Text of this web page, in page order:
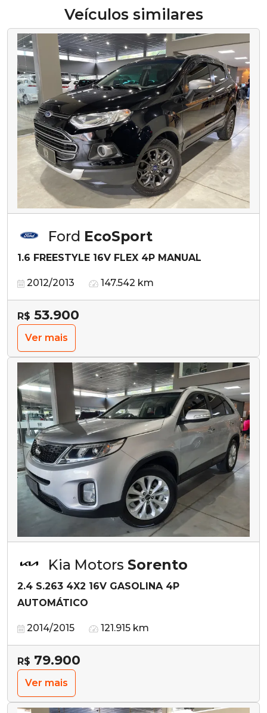
Veículos similares
Ford EcoSport
1.6 FREESTYLE 16V FLEX 4P MANUAL
2012/2013 147.542 km
R$ 53.900
Ver mais
Kia Motors Sorento
2.4 S.263 4X2 16V GASOLINA 4P
AUTOMÁTICO
2014/2015 121.915 km
R$ 79.900
Ver mais